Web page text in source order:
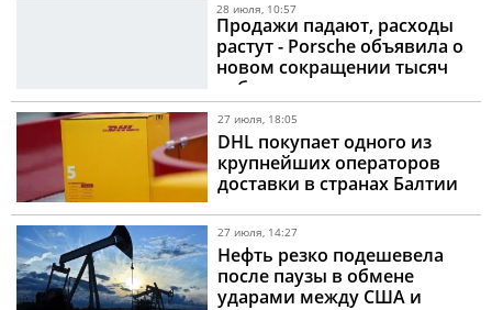
28 июля, 10:57
Продажи падают, расходы
растут - Porsche объявила о
новом сокращении тысяч
рабочих мест
27 июля, 18:05
DHL покупает одного из
крупнейших операторов
доставки в странах Балтии
27 июля, 14:27
Нефть резко подешевела
после паузы в обмене
ударами между США и